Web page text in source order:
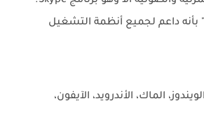
بأنه داعم لجميع أنظمة التشغيل
الماك، الأندرويد، الآيفون،